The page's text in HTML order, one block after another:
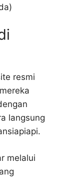
resmi
langsung
melalui